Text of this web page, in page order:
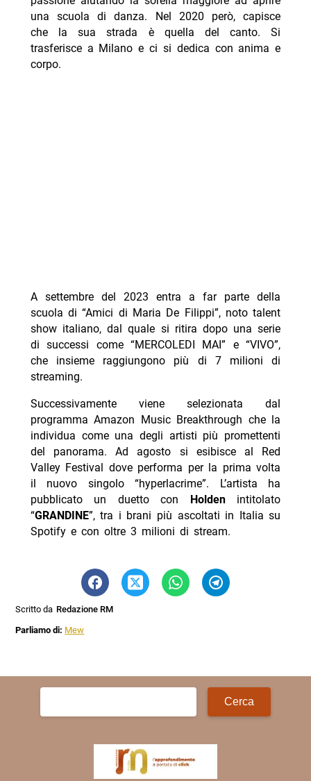
una scuola di danza. Nel 2020 però, capisce
che la sua strada è quella del canto. Si
trasferisce a Milano e ci si dedica con anima e
corpo.
A settembre del 2023 entra a far parte della
scuola di “Amici di Maria De Filippi”, noto talent
show italiano, dal quale si ritira dopo una serie
di successi come “MERCOLEDI MAI” e “VIVO”,
che insieme raggiungono più di 7 milioni di
streaming.
Successivamente viene selezionata dal
programma Amazon Music Breakthrough che la
individua come una degli artisti più promettenti
del panorama. Ad agosto si esibisce al Red
Valley Festival dove performa per la prima volta
il nuovo singolo “hyperlacrime”. L’artista ha
pubblicato un duetto con
Holdenintitolato
“GRANDINE”, tra i brani più ascoltati in Italia su
Spotify e con oltre 3 milioni di stream.
Scritto da Redazione RM
Parliamo di: Mew
Ricerca